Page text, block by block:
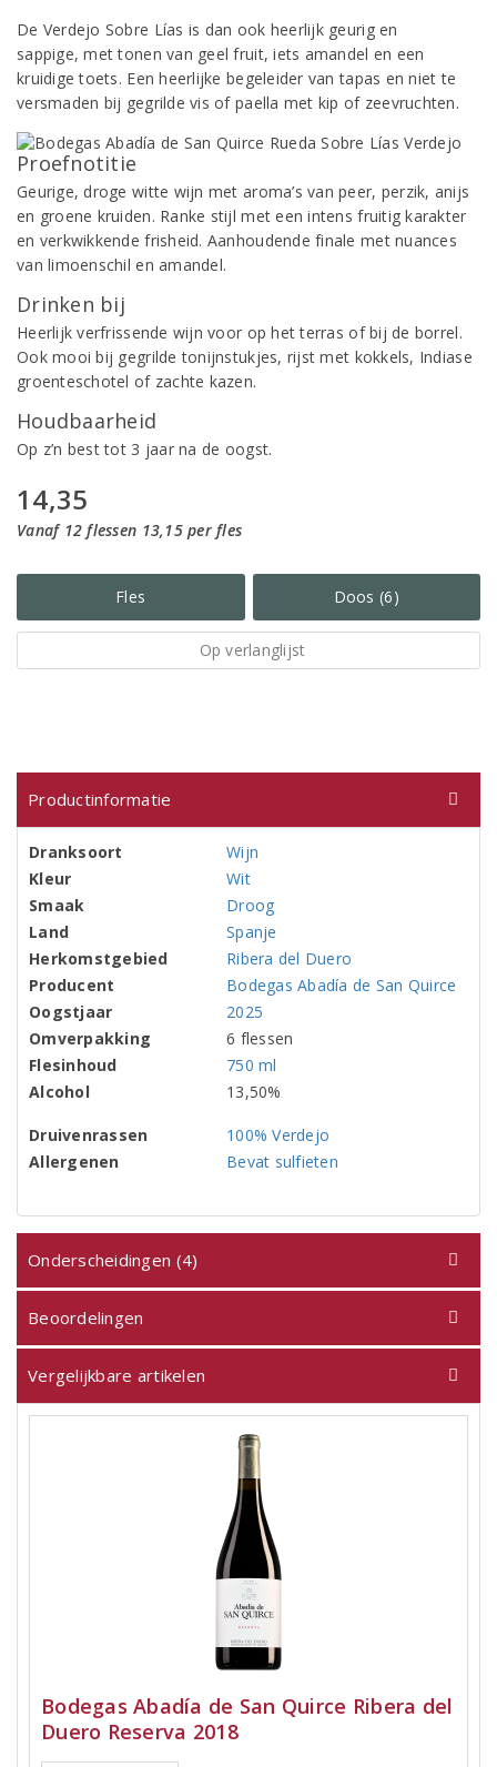
De Verdejo Sobre Lías is dan ook heerlijk geurig en
sappige, met tonen van geel fruit, iets amandel en een
kruidige toets. Een heerlijke begeleider van tapas en niet te
versmaden bij gegrilde vis of paella met kip of zeevruchten.
Proefnotitie
Geurige, droge witte wijn met aroma’s van peer, perzik, anijs
en groene kruiden. Ranke stijl met een intens fruitig karakter
en verkwikkende frisheid. Aanhoudende finale met nuances
van limoenschil en amandel.
Drinken bij
Heerlijk verfrissende wijn voor op het terras of bij de borrel.
Ook mooi bij gegrilde tonijnstukjes, rijst met kokkels, Indiase
groenteschotel of zachte kazen.
Houdbaarheid
Op z’n best tot 3 jaar na de oogst.
14,35
Vanaf 12 flessen 13,15 per fles
Fles Doos (6)
Op verlanglijst
Productinformatie
Dranksoort
Wijn
Kleur
Wit
Smaak
Droog
Land
Spanje
Herkomstgebied
Ribera del Duero
Producent
Bodegas Abadía de San Quirce
Oogstjaar
2025
Omverpakking
6 flessen
Flesinhoud
750 ml
Alcohol
13,50%
Druivenrassen
100% Verdejo
Allergenen
Bevat sulfieten
Onderscheidingen (4)
Beoordelingen
Vergelijkbare artikelen
Bodegas Abadía de San Quirce Ribera del
Duero Reserva 2018